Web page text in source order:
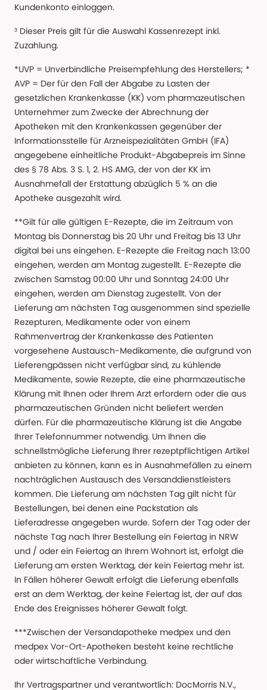
Kundenkonto einloggen.
³ Dieser Preis gilt für die Auswahl Kassenrezept inkl.
Zuzahlung.
*UVP = Unverbindliche Preisempfehlung des Herstellers; *
AVP = Der für den Fall der Abgabe zu Lasten der
gesetzlichen Krankenkasse (KK) vom pharmazeutischen
Unternehmer zum Zwecke der Abrechnung der
Apotheken mit den Krankenkassen gegenüber der
Informationsstelle für Arzneispezialitäten GmbH (IFA)
angegebene einheitliche Produkt-Abgabepreis im Sinne
des § 78 Abs. 3 S. 1, 2. HS AMG, der von der KK im
Ausnahmefall der Erstattung abzüglich 5 % an die
Apotheke ausgezahlt wird.
**Gilt für alle gültigen E-Rezepte, die im Zeitraum von
Montag bis Donnerstag bis 20 Uhr und Freitag bis 13 Uhr
digital bei uns eingehen. E-Rezepte die Freitag nach 13:00
eingehen, werden am Montag zugestellt. E-Rezepte die
zwischen Samstag 00:00 Uhr und Sonntag 24:00 Uhr
eingehen, werden am Dienstag zugestellt. Von der
Lieferung am nächsten Tag ausgenommen sind spezielle
Rezepturen, Medikamente oder von einem
Rahmenvertrag der Krankenkasse des Patienten
vorgesehene Austausch-Medikamente, die aufgrund von
Lieferengpässen nicht verfügbar sind, zu kühlende
Medikamente, sowie Rezepte, die eine pharmazeutische
Klärung mit Ihnen oder Ihrem Arzt erfordern oder die aus
pharmazeutischen Gründen nicht beliefert werden
dürfen. Für die pharmazeutische Klärung ist die Angabe
Ihrer Telefonnummer notwendig. Um Ihnen die
schnellstmögliche Lieferung Ihrer rezeptpflichtigen Artikel
anbieten zu können, kann es in Ausnahmefällen zu einem
nachträglichen Austausch des Versanddienstleisters
kommen. Die Lieferung am nächsten Tag gilt nicht für
Bestellungen, bei denen eine Packstation als
Lieferadresse angegeben wurde. Sofern der Tag oder der
nächste Tag nach Ihrer Bestellung ein Feiertag in NRW
und / oder ein Feiertag an Ihrem Wohnort ist, erfolgt die
Lieferung am ersten Werktag, der kein Feiertag mehr ist.
In Fällen höherer Gewalt erfolgt die Lieferung ebenfalls
erst an dem Werktag, der keine Feiertag ist, der auf das
Ende des Ereignisses höherer Gewalt folgt.
***Zwischen der Versandapotheke medpex und den
medpex Vor-Ort-Apotheken besteht keine rechtliche
oder wirtschaftliche Verbindung.
Ihr Vertragspartner und verantwortlich: DocMorris N.V.,